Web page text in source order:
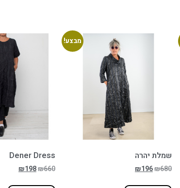
מבצע!
שמלת יהרה
₪680
₪196
Dener Dress
₪660
₪198